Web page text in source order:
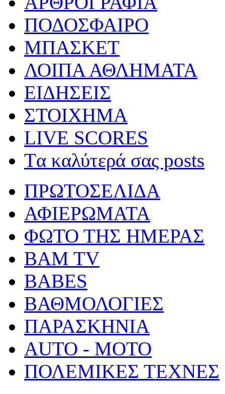
ΠΟΔΟΣΦΑΙΡΟ
ΜΠΑΣΚΕΤ
ΛΟΙΠΑ ΑΘΛΗΜΑΤΑ
ΕΙΔΗΣΕΙΣ
ΣΤΟΙΧΗΜΑ
LIVE SCORES
Tα καλύτερά σας posts
ΠΡΩΤΟΣΕΛΙΔΑ
ΑΦΙΕΡΩΜΑΤΑ
ΦΩΤΟ ΤΗΣ ΗΜΕΡΑΣ
BAM TV
BABES
ΒΑΘΜΟΛΟΓΙΕΣ
ΠΑΡΑΣΚΗΝΙΑ
AUTO - MOTO
ΠΟΛΕΜΙΚΕΣ ΤΕΧΝΕΣ